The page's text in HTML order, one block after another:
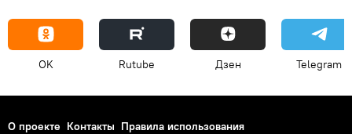
OK Rutube Дзен Telegram
О проекте Контакты Правила использования